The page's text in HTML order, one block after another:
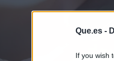
Que.es -
If you wish